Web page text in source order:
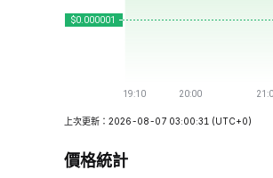
上次更新：2026-08-07 03:00:31 (UTC+0)
價格統計